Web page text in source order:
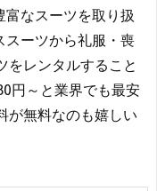
富なスーツを取り扱
スーツから礼服・喪
をレンタルすること
円～と業界でも最安
が無料なのも嬉しい